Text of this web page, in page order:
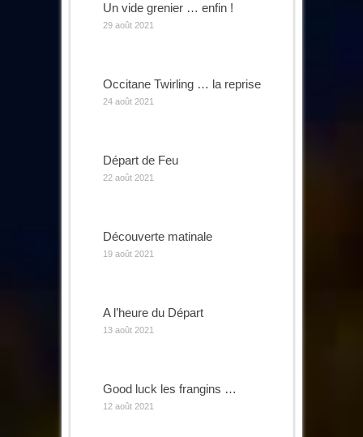
Un vide grenier … enfin !
29 août 2021
Occitane Twirling … la reprise
24 août 2021
Départ de Feu
22 août 2021
Découverte matinale
19 août 2021
A l’heure du Départ
13 août 2021
Good luck les frangins …
12 août 2021